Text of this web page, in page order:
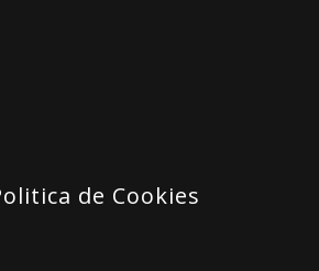
de Cookies